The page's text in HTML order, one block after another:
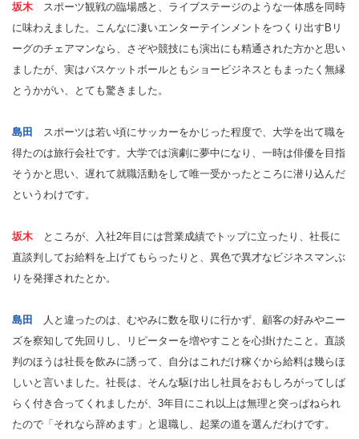
坂木 スポーツ観戦の臨場感と、ライブステージのような一体感を同時
に味わえました。こんなに凄いエンターテインメントをつくり出すBリ
ーグのチェアマンなら、さぞや競技にも演出にも精通された方かと思い
ましたが、実はバスケットボールともショービジネスともまったく無縁
とうかがい、とても驚きました。
島田
スポーツは若い頃にサッカーをかじった程度で、大学を出て職を
得たのは旅行会社です。大学では演劇に夢中になり、一時は俳優を目指
そうかと思い、遅れて就職活動をして唯一受かったところに潜り込んだ
というわけです。
坂木 ところが、入社2年目には営業成績でトップに立ったり、社長に
直談判してお給料を上げてもらったりと、異色で異才なビジネスマンぶ
りを発揮されたとか。
島田
人と違ったのは、むやみに数を取りに行かず、顧客の好みやニー
ズを察知して先回りし、リピーターを増やすことを心掛けたこと。直談
判のほうは社長を飲みに誘って、自分はこれだけ稼ぐから給料は幾らほ
しいと言いました。社長は、そんな駆け出し社員をおもしろがってしば
らく付き合ってくれましたが、3年目にこれ以上は無理と突っぱねられ
たので「それなら辞めます」と退職し、起業の道を選んだわけです。